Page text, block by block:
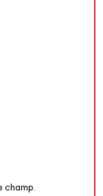
champ.